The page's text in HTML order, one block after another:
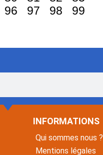
96 97 98
99
INFORMATIONS
Qui sommes nous ?
Mentions légales